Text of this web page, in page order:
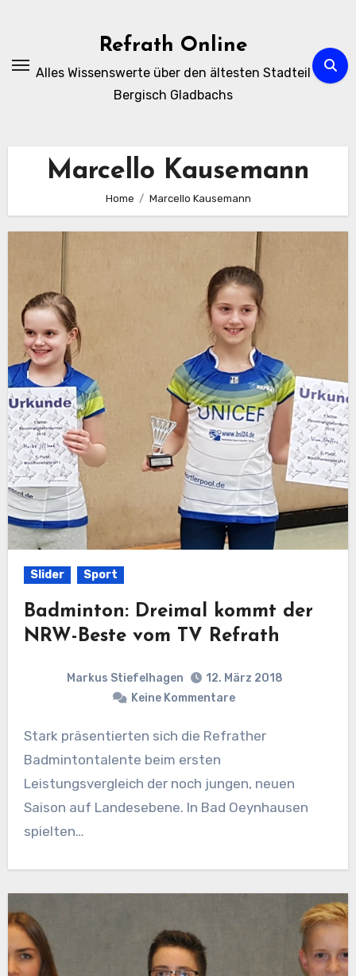
Refrath Online
Alles Wissenswerte über den ältesten Stadteil
Bergisch Gladbachs
Marcello Kausemann
Home Marcello Kausemann
Slider Sport
Badminton: Dreimal kommt der
NRW-Beste vom TV Refrath
Markus Stiefelhagen
12. März 2018
Keine Kommentare
Stark präsentierten sich die Refrather
Badmintontalente beim ersten
Leistungsvergleich der noch jungen, neuen
Saison auf Landesebene. In Bad Oeynhausen
spielten…